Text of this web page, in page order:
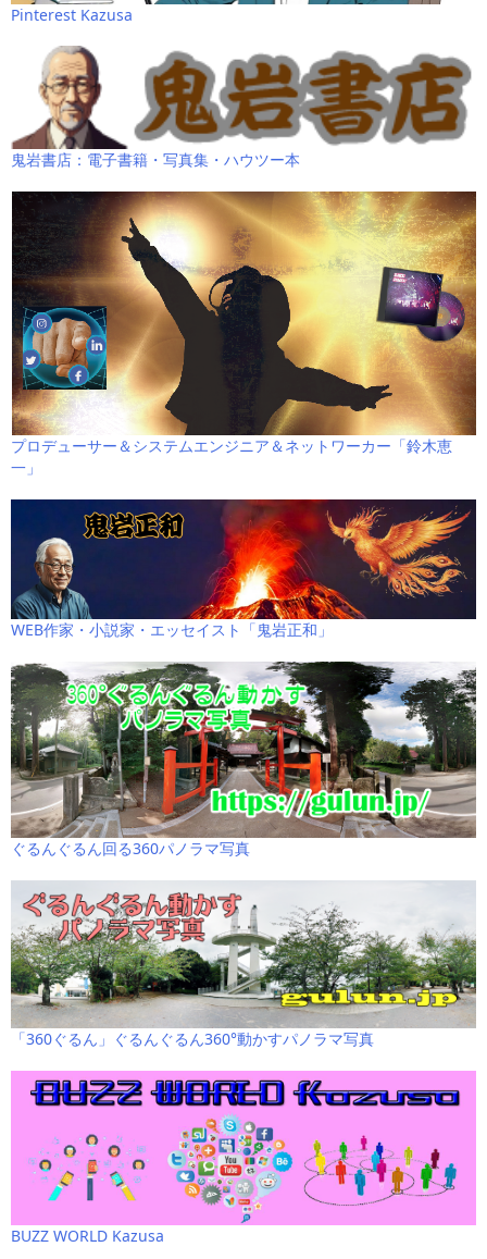
Pinterest Kazusa
鬼岩書店：電子書籍・写真集・ハウツー本
プロデューサー＆システムエンジニア＆ネットワーカー「鈴木恵
一」
WEB作家・小説家・エッセイスト「鬼岩正和」
ぐるんぐるん回る360パノラマ写真
「360ぐるん」ぐるんぐるん360°動かすパノラマ写真
BUZZ WORLD Kazusa